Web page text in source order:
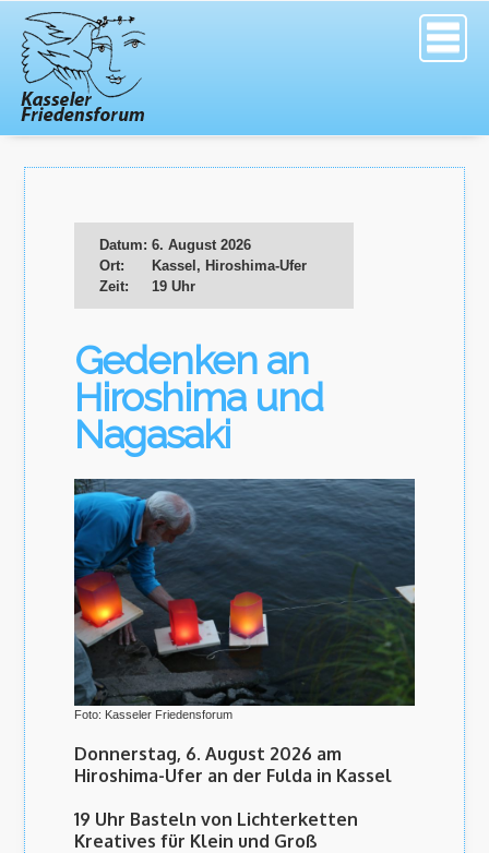
Datum: 6. August 2026
Ort:
Kassel, Hiroshima-Ufer
Zeit:
19 Uhr
Gedenken an
Hiroshima und
Nagasaki
Foto: Kasseler Friedensforum
Donnerstag, 6. August 2026 am
Hiroshima-Ufer an der Fulda in Kassel
19 Uhr Basteln von Lichterketten
Kreatives für Klein und Groß